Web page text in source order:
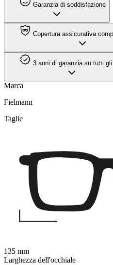
Garanzia di soddisfazione
Copertura assicurativa
3 anni di garanzia su tutti
Marca
Fielmann
Taglie
135 mm
Larghezza dell'occhiale